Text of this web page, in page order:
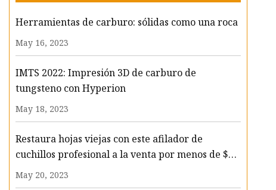
Herramientas de carburo: sólidas como una roca
May 16, 2023
IMTS 2022: Impresión 3D de carburo de
tungsteno con Hyperion
May 18, 2023
Restaura hojas viejas con este afilador de
cuchillos profesional a la venta por menos de $70
ahora
May 20, 2023